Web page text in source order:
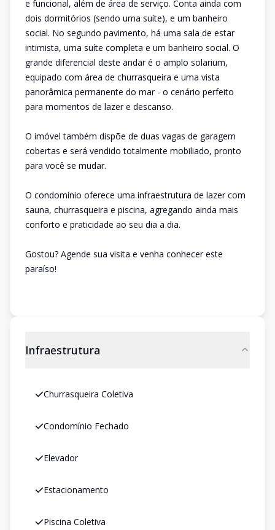
e funcional, além de área de serviço. Conta ainda com
dois dormitórios (sendo uma suíte), e um banheiro
social. No segundo pavimento, há uma sala de estar
intimista, uma suíte completa e um banheiro social. O
grande diferencial deste andar é o amplo solarium,
equipado com área de churrasqueira e uma vista
panorâmica permanente do mar - o cenário perfeito
para momentos de lazer e descanso.
O imóvel também dispõe de duas vagas de garagem
cobertas e será vendido totalmente mobiliado, pronto
para você se mudar.
O condomínio oferece uma infraestrutura de lazer com
sauna, churrasqueira e piscina, agregando ainda mais
conforto e praticidade ao seu dia a dia.
Gostou? Agende sua visita e venha conhecer este
paraíso!
Infraestrutura
Churrasqueira Coletiva
Condomínio Fechado
Elevador
Estacionamento
Piscina Coletiva